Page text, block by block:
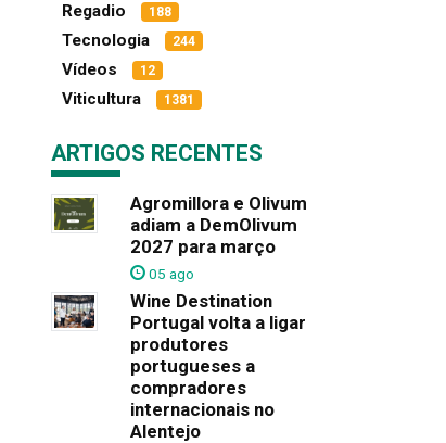
Regadio 188
Tecnologia 244
Vídeos 12
Viticultura 1381
ARTIGOS RECENTES
Agromillora e Olivum
adiam a DemOlivum
2027 para março
05 ago
Wine Destination
Portugal volta a ligar
produtores
portugueses a
compradores
internacionais no
Alentejo